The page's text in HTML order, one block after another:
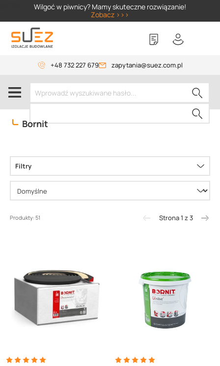
Wilgoć w piwnicy? Mamy skuteczne rozwiązanie!
Zobacz >>>
+48 732 227 679 zapytania@suez.com.pl
Bornit
Filtry
Produkty: 51 Strona 1 z 3